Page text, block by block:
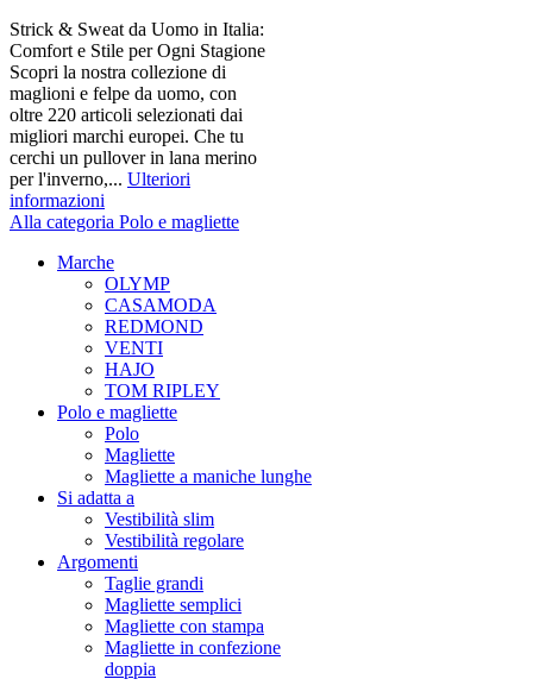
Strick & Sweat da Uomo in Italia:
Comfort e Stile per Ogni Stagione
Scopri la nostra collezione di
maglioni e felpe da uomo, con
oltre 220 articoli selezionati dai
migliori marchi europei. Che tu
cerchi un pullover in lana merino
per l'inverno,... Ulteriori
informazioni
Alla categoria Polo e magliette
Marche
OLYMP
CASAMODA
REDMOND
VENTI
HAJO
TOM RIPLEY
Polo e magliette
Polo
Magliette
Magliette a maniche lunghe
Si adatta a
Vestibilità slim
Vestibilità regolare
Argomenti
Taglie grandi
Magliette semplici
Magliette con stampa
Magliette in confezione
doppia